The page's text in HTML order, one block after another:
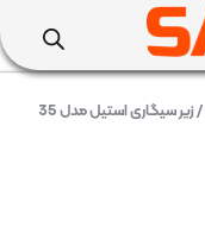
/ زیر سیگاری استیل مدل 35